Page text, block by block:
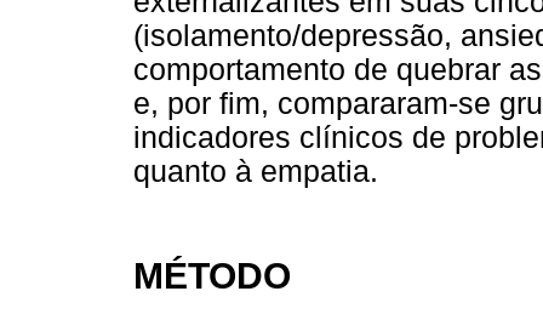
(isolamento/depressão,
comportamento de quebrar
e, por fim, compararam-se
indicadores clínicos de
quanto à empatia.
MÉTODO